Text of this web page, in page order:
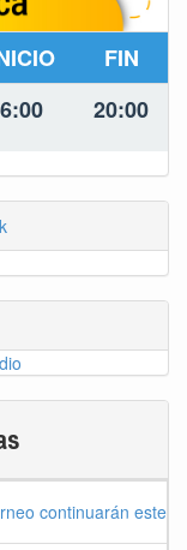
FIN
6:00 20:00
continuarán este